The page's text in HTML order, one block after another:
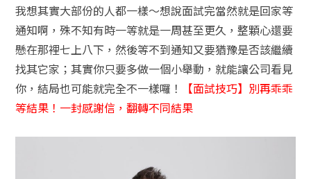
我想其實大部份的人都一樣～想說面試完當然就是回家等
通知啊，殊不知有時一等就是一周甚至更久，整顆心還要
懸在那裡七上八下，然後等不到通知又要猶豫是否該繼續
找其它家；其實你只要多做一個小舉動，就能讓公司看見
你，結局也可能就完全不一樣囉！
【面試技巧】別再乖乖
等結果！一封感謝信，翻轉不同結果